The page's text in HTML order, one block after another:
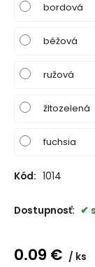
bordová
béžová
ružová
žltozelená
fuchsia
Kód: 1014
Dostupnosť:
0.09 € ks